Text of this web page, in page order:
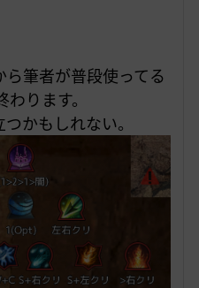
筆者が普段使ってる
ります。
かもしれない。